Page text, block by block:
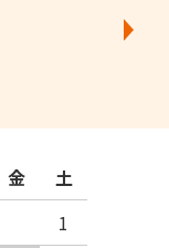
金
土
1